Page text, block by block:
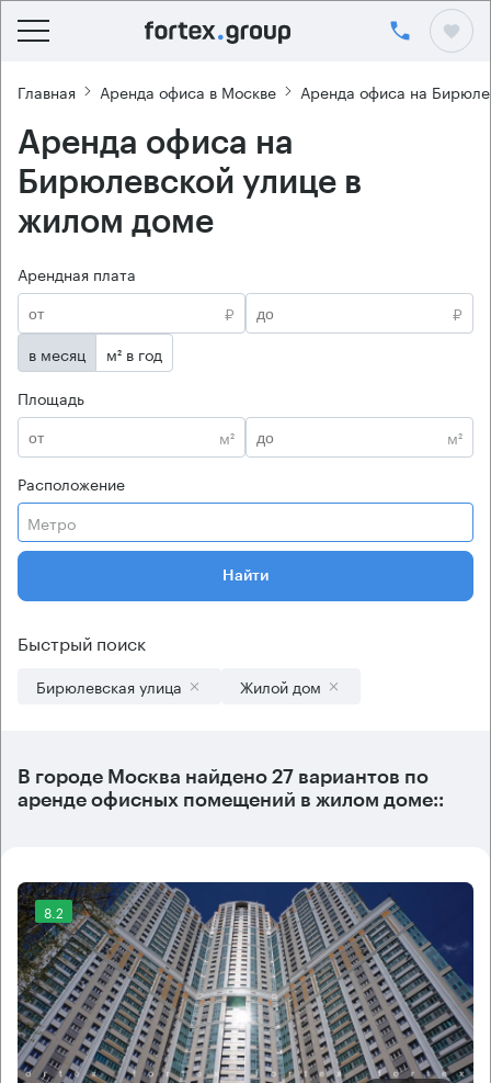
Главная Аренда офиса в Москве Аренда офиса на
Аренда офиса на
Бирюлевской улице в
жилом доме
Арендная плата
₽
₽
в месяц
м² в год
Площадь
м²
м²
Расположение
Метро
Найти
Быстрый поиск
Бирюлевская улица Жилой дом
В городе Москва найдено 27 вариантов по
аренде офисных помещений в жилом доме::
8.2